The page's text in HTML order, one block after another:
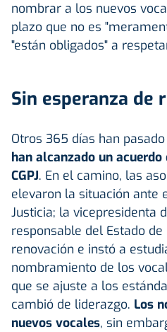
nombrar a los nuevos
plazo que no es
"están obligados" a
Sin esperanza de
Otros 365 días han
han alcanzado un
CGPJ. En el camino, las
elevaron la situación ante
Justicia; la vicepresidenta
responsable del Estado
renovación e instó a
nombramiento de los
que se ajuste a los
cambió de liderazgo. Los
nuevos vocales, sin